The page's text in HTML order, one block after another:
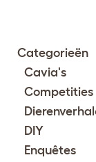
Categorieën
Cavia's
Competities
DIY
Enquêtes